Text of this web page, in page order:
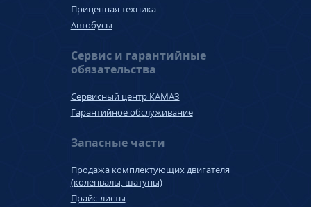
Прицепная техника
Автобусы
Сервис и гарантийные
обязательства
Сервисный центр КАМАЗ
Гарантийное обслуживание
Запасные части
Продажа комплектующих двигателя
(коленвалы, шатуны)
Прайс-листы